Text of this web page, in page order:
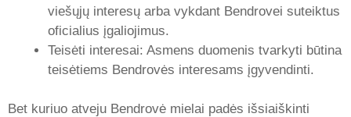
viešųjų interesų arba vykdant Bendrovei suteiktus
oficialius įgaliojimus.
Teisėti interesai: Asmens duomenis tvarkyti būtina
teisėtiems Bendrovės interesams įgyvendinti.
Bet kuriuo atveju Bendrovė mielai padės išsiaiškinti